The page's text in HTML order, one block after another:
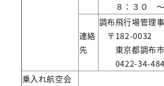
８：３０ ～
連絡
先
調布飛行場管理
〒182-0032
東京都調布市
0422-34-
乗入れ航空会